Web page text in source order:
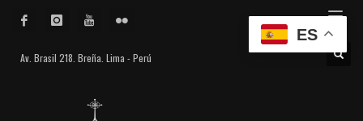
Av. Brasil 218. Breña. Lima - Perú
ES